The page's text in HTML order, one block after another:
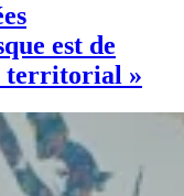
est de
territorial »